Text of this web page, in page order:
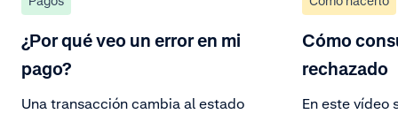
¿Por qué veo un error en mi
pago?
Una transacción cambia al estado
Cómo
rechazado
En este vídeo